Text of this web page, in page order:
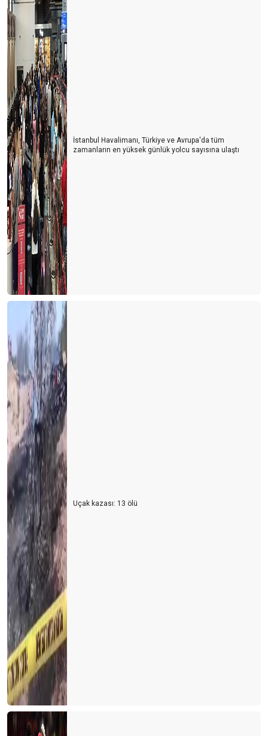
ITB Berlin Turizm Fuarının ardından
Otelciler arada kaldı
Otelciler, depremzedelerin yaralarını sarıyor
Turizmde 2022’nin Ardından 2023 yılı beklentileri
Konaklama vergisi muamması sürüyor
1 Milyon turist nerede?
Turist sayısı arttıkça kazalar da artıyor
Doldur boşalt turizmi
THY'de neler oluyor?
Tur otobüsleri kazaları artmaya başladı
Kastamonu'ya yolumuz düştü
Türkiye'de cruise turları neden artmıyor?
Avrupa'da tanıtım elçisi
Memur ve Emekli Antalya'dan kaçıyor
Turist olarak değil yerleşmeye geliyorlar
Turizmci desteğe muhtaç
Dünya Antalyayı izledi
Savaş mı? Turizm mi?
Fuarları özlemişiz
Personel turizm sektöründen kaçıyor
Turist ne yapsın?
Bu yıl oteller yabancı turiste kalacak gibi...
Turizmcinin 2022 için en büyük korkusu
Turizm çalışanı sektörden kaçıyor
Turizmci yerli turiste ayrı fiyatlandırma yapmalı
Türk de olsa yabancı da olsa bekara otel odası yok
2021 yılında turizmde değişen bir şey yok
Bulgaristan'da turist olmak
Personel bulmak turist bulmaktan daha zor hale geliyor
Yer gök turist doldu, ardından umarım vaka dolmaz
Antalya'nın sahilleri dolu ama turistle değil
İstanbul Havalimanı, Türkiye ve Avrupa'da tüm
zamanların en yüksek günlük yolcu sayısına ulaştı
Uçak kazası: 13 ölü